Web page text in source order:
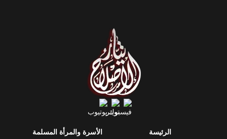
الرئيسة الأسرة والمرأة المسلمة